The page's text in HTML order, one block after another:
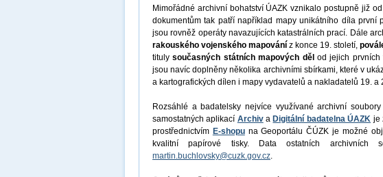
Mimořádné archivní bohatství ÚAZK vznikalo postupně již
dokumentům tak patří například mapy unikátního díla
jsou rovněž operáty navazujících katastrálních prací. Dále
rakouského vojenského mapování z konce 19. století,
titulysoučasných státních mapových děl od jejich prvních
jsou navíc doplněny několika archivními sbírkami, které v
a kartografických dílen i mapy vydavatelů a nakladatelů 19. a
Rozsáhlé a badatelsky nejvíce využívané archivní
samostatných aplikací Archiva Digitální badatelna ÚAZK je
prostřednictvím E-shopuna Geoportálu ČÚZK je možné
kvalitní papírové tisky. Data ostatních
martin.buchlovsky@cuzk.gov.cz.